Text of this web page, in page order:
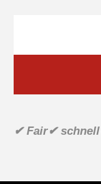
✔ Fair✔ schnell